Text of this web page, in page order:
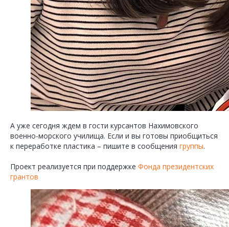
А уже сегодня ждем в гости курсантов Нахимовского
военно-морского училища. Если и вы готовы приобщиться
к переработке пластика – пишите в сообщения группы.
Проект реализуется при поддержке Фонда президентских
грантов